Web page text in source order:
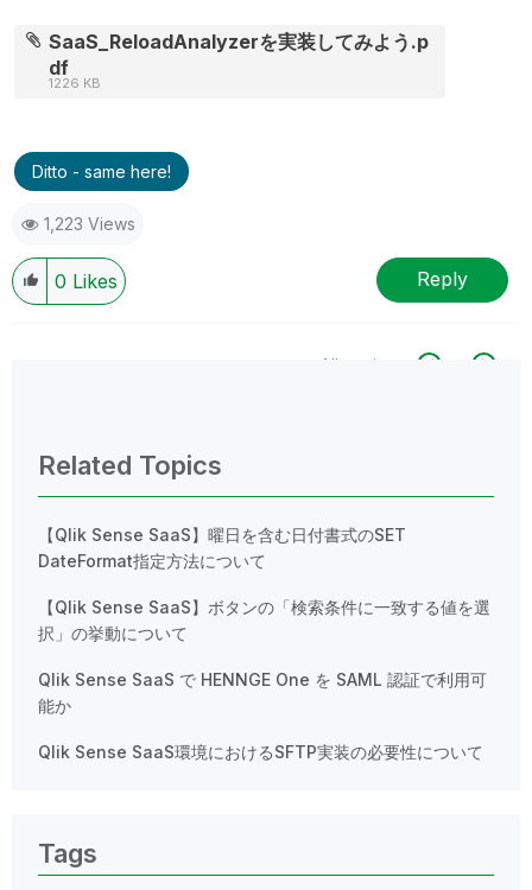
SaaS_ReloadAnalyzerを実装してみよう.p
df
1226 KB
Ditto - same here!
1,223 Views
0 Likes Reply
All topics
Related Topics
【Qlik Sense SaaS】曜日を含む日付書式のSET
DateFormat指定方法について
【Qlik Sense SaaS】ボタンの「検索条件に一致する値を選
択」の挙動について
Qlik Sense SaaS で HENNGE One を SAML 認証で利用可
能か
Qlik Sense SaaS環境におけるSFTP実装の必要性について
Tags